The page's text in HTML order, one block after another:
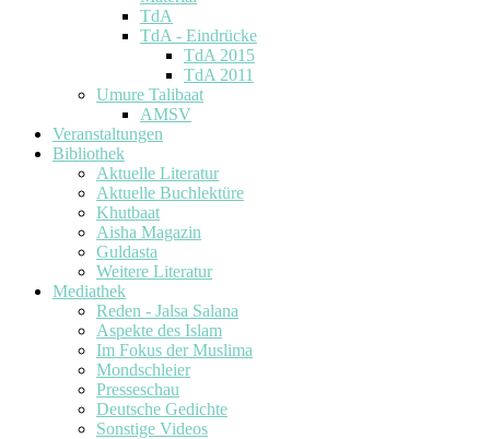
TdA
TdA - Eindrücke
TdA 2015
TdA 2011
Umure Talibaat
AMSV
Veranstaltungen
Bibliothek
Aktuelle Literatur
Aktuelle Buchlektüre
Khutbaat
Aisha Magazin
Guldasta
Weitere Literatur
Mediathek
Reden - Jalsa Salana
Aspekte des Islam
Im Fokus der Muslima
Mondschleier
Presseschau
Deutsche Gedichte
Sonstige Videos